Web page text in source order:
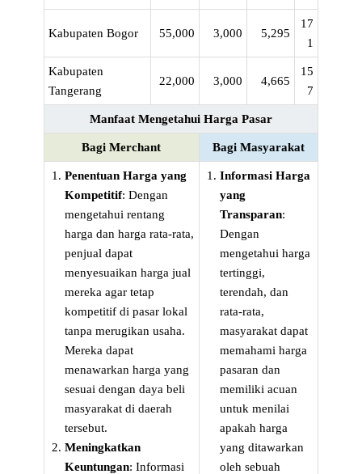
Kabupaten Bogor 55,000 3,000 5,295
17
1
Kabupaten
Tangerang
22,000 3,000 4,665
15
7
Manfaat Mengetahui Harga Pasar
Bagi Merchant Bagi Masyarakat
Penentuan Harga yang
Kompetitif: Dengan
mengetahui rentang
harga dan harga rata-rata,
penjual dapat
menyesuaikan harga jual
mereka agar tetap
kompetitif di pasar lokal
tanpa merugikan usaha.
Mereka dapat
menawarkan harga yang
sesuai dengan daya beli
masyarakat di daerah
tersebut.
Meningkatkan
Keuntungan: Informasi
Informasi Harga
yang
Transparan:
Dengan
mengetahui harga
tertinggi,
terendah, dan
rata-rata,
masyarakat dapat
memahami harga
pasaran dan
memiliki acuan
untuk menilai
apakah harga
yang ditawarkan
oleh sebuah